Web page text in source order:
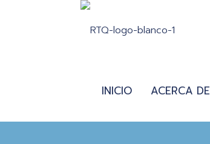
INICIO ACERCA DE